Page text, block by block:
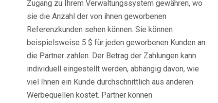
Zugang zu Ihrem Verwaltungssystem gewähren, wo
sie die Anzahl der von ihnen geworbenen
Referenzkunden sehen können. Sie können
beispielsweise 5 $ für jeden geworbenen Kunden an
die Partner zahlen. Der Betrag der Zahlungen kann
individuell eingestellt werden, abhängig davon, wie
viel Ihnen ein Kunde durchschnittlich aus anderen
Werbequellen kostet. Partner können